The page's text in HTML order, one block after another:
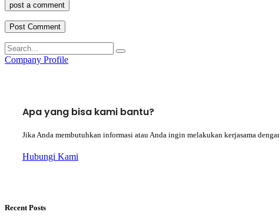
post a comment
Company Profile
Apa yang bisa kami bantu?
Jika Anda membutuhkan informasi atau Anda ingin melakukan kerjasama
Hubungi Kami
Recent Posts